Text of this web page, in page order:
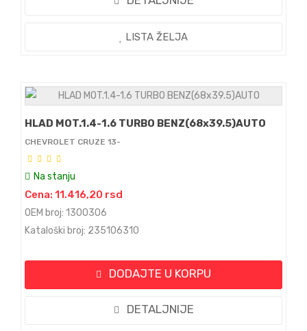
LISTA ŽELJA
HLAD MOT.1.4-1.6 TURBO BENZ(68x39.5)AUTO
CHEVROLET CRUZE 13-
Na stanju
Cena: 11.416,20 rsd
OEM broj: 1300306
Kataloški broj: 235106310
DODAJTE U KORPU
DETALJNIJE